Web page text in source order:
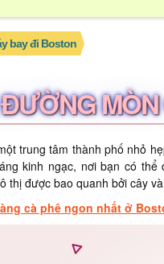
bay đi Boston
MÒN
trung tâm thành phố nhỏ
kinh ngạc, nơi bạn có thể
thị được bao quanh bởi cây
cà phê ngon nhất ở